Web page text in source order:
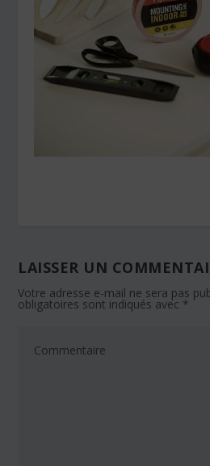
LAISSER UN
Votre adresse e-mail ne sera pas
obligatoires sont indiqués avec *